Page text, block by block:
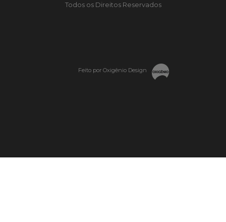
Todos os Direitos Reservados
Feito por Oxigênio Design